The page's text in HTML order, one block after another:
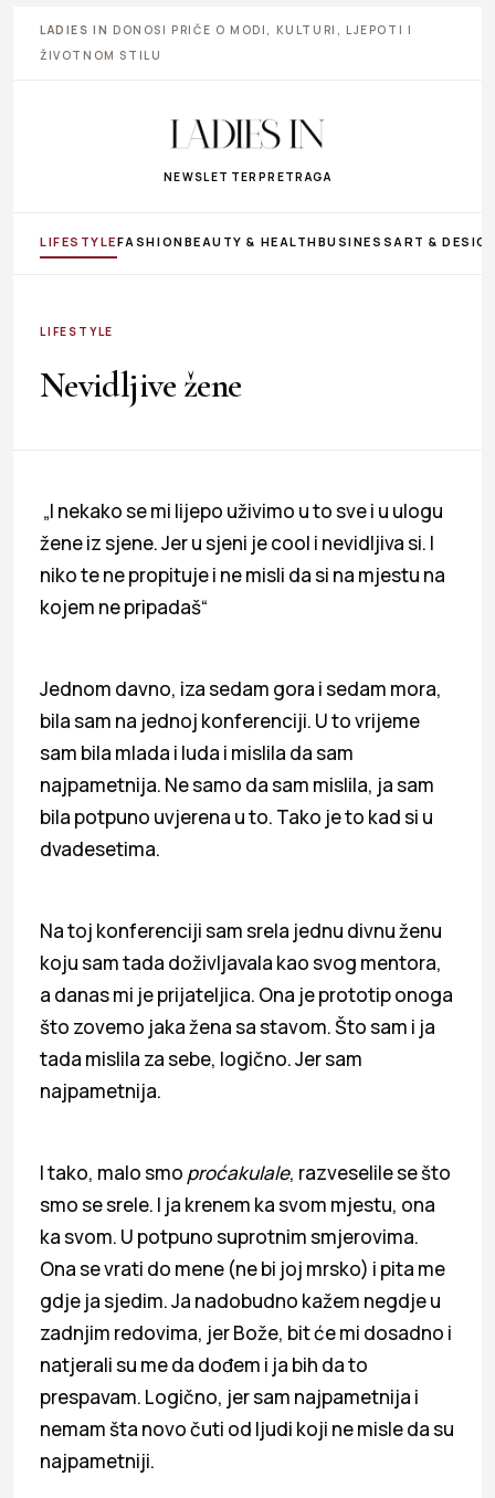
LADIES IN DONOSI PRIČE O MODI, KULTURI, LJEPOTI I
ŽIVOTNOM STILU
NEWSLETTER PRETRAGA
LIFESTYLEFASHIONBEAUTY & HEALTHBUSINESS ART &
LIFESTYLE
Nevidljive žene
„I nekako se mi lijepo uživimo u to sve i u ulogu
žene iz sjene. Jer u sjeni je cool i nevidljiva si. I
niko te ne propituje i ne misli da si na mjestu na
kojem ne pripadaš“
Jednom davno, iza sedam gora i sedam mora,
bila sam na jednoj konferenciji. U to vrijeme
sam bila mlada i luda i mislila da sam
najpametnija. Ne samo da sam mislila, ja sam
bila potpuno uvjerena u to. Tako je to kad si u
dvadesetima.
Na toj konferenciji sam srela jednu divnu ženu
koju sam tada doživljavala kao svog mentora,
a danas mi je prijateljica. Ona je prototip onoga
što zovemo jaka žena sa stavom. Što sam i ja
tada mislila za sebe, logično. Jer sam
najpametnija.
I tako, malo smo proćakulale, razveselile se što
smo se srele. I ja krenem ka svom mjestu, ona
ka svom. U potpuno suprotnim smjerovima.
Ona se vrati do mene (ne bi joj mrsko) i pita me
gdje ja sjedim. Ja nadobudno kažem negdje u
zadnjim redovima, jer Bože, bit će mi dosadno i
natjerali su me da dođem i ja bih da to
prespavam. Logično, jer sam najpametnija i
nemam šta novo čuti od ljudi koji ne misle da su
najpametniji.